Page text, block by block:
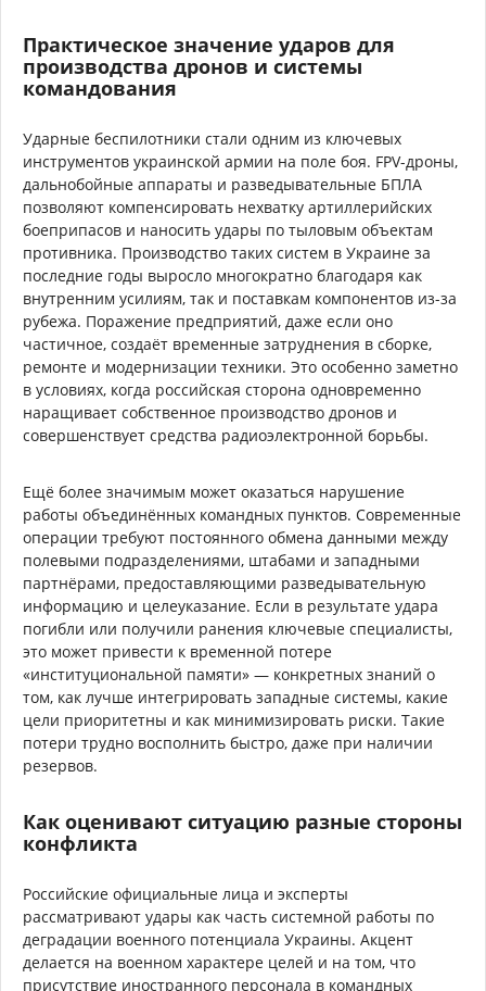
Практическое значение ударов для
производства дронов и системы
командования
Ударные беспилотники стали одним из ключевых
инструментов украинской армии на поле боя. FPV-дроны,
дальнобойные аппараты и разведывательные БПЛА
позволяют компенсировать нехватку артиллерийских
боеприпасов и наносить удары по тыловым объектам
противника. Производство таких систем в Украине за
последние годы выросло многократно благодаря как
внутренним усилиям, так и поставкам компонентов из-за
рубежа. Поражение предприятий, даже если оно
частичное, создаёт временные затруднения в сборке,
ремонте и модернизации техники. Это особенно заметно
в условиях, когда российская сторона одновременно
наращивает собственное производство дронов и
совершенствует средства радиоэлектронной борьбы.
Ещё более значимым может оказаться нарушение
работы объединённых командных пунктов. Современные
операции требуют постоянного обмена данными между
полевыми подразделениями, штабами и западными
партнёрами, предоставляющими разведывательную
информацию и целеуказание. Если в результате удара
погибли или получили ранения ключевые специалисты,
это может привести к временной потере
«институциональной памяти» — конкретных знаний о
том, как лучше интегрировать западные системы, какие
цели приоритетны и как минимизировать риски. Такие
потери трудно восполнить быстро, даже при наличии
резервов.
Как оценивают ситуацию разные стороны
конфликта
Российские официальные лица и эксперты
рассматривают удары как часть системной работы по
деградации военного потенциала Украины. Акцент
делается на военном характере целей и на том, что
присутствие иностранного персонала в командных